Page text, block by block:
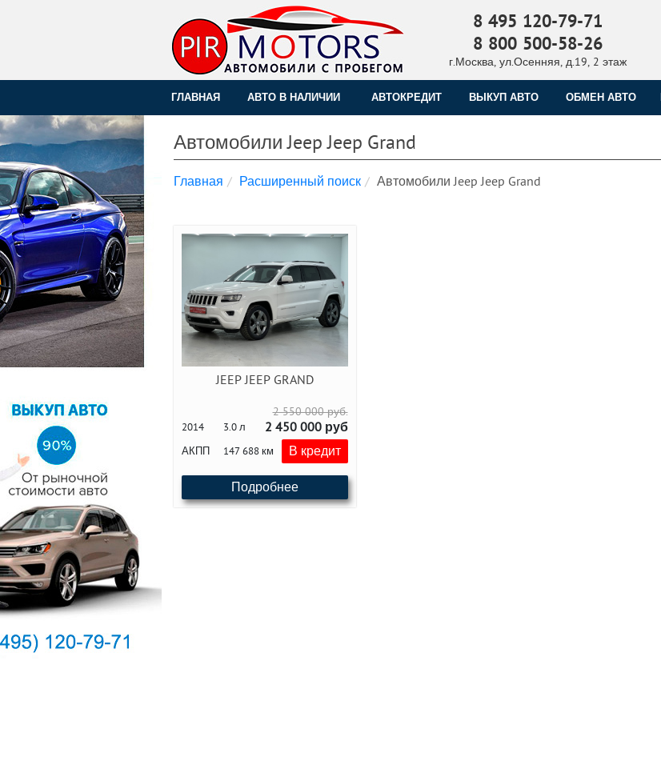
8 495 120-79-71
8 800 500-58-26
г.Москва, ул.Осенняя, д.19, 2 этаж
ГЛАВНАЯ АВТО В НАЛИЧИИ АВТОКРЕДИТ ВЫКУП АВТО ОБМЕН АВТО
Автомобили Jeep Jeep Grand
Главная Расширенный поиск Автомобили Jeep Jeep Grand
JEEP JEEP GRAND
2 550 000 руб.
2014 3.0 л 2 450 000 руб
АКПП 147 688 км В кредит
Подробнее